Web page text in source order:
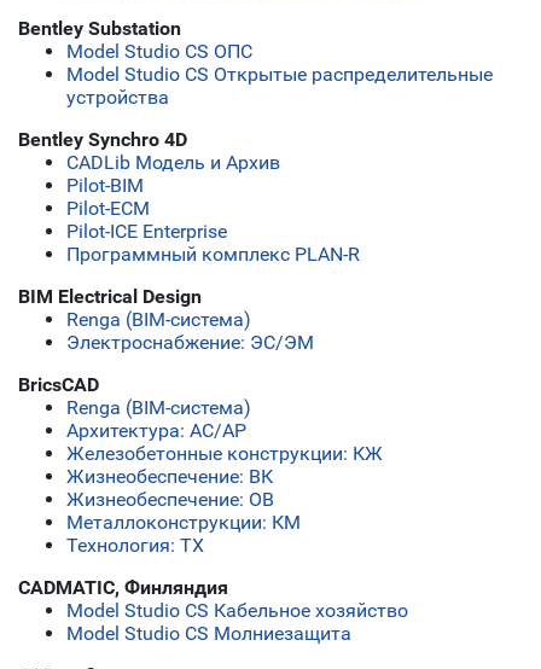
Bentley Substation
Model Studio CS ОПС
Model Studio CS Открытые распределительные
устройства
Bentley Synchro 4D
CADLib Модель и Архив
Pilot-BIM
Pilot-ECM
Pilot-ICE Enterprise
Программный комплекс PLAN-R
BIM Electrical Design
Renga (BIM-система)
Электроснабжение: ЭС/ЭМ
BricsCAD
Renga (BIM-система)
Архитектура: АС/АР
Железобетонные конструкции: КЖ
Жизнеобеспечение: ВК
Жизнеобеспечение: ОВ
Металлоконструкции: КМ
Технология: ТХ
CADMATIC, Финляндия
Model Studio CS Кабельное хозяйство
Model Studio CS Молниезащита